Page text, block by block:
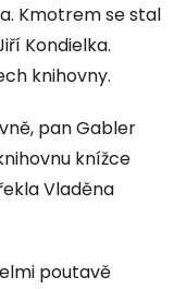
Kmotrem se stal
Kondielka.
knihovny.
pan Gabler
knížce
Vladěna
poutavě